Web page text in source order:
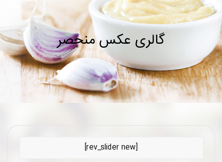
گالری عکس منحصر
[rev_slider new]